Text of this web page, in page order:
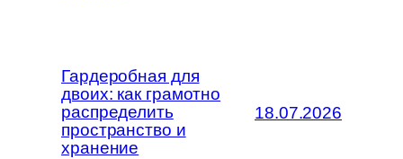
Гардеробная для
двоих: как грамотно
распределить
пространство и
хранение
18.07.2026